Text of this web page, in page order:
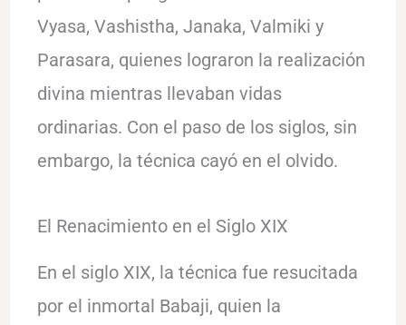
Vyasa, Vashistha, Janaka, Valmiki y
Parasara, quienes lograron la realización
divina mientras llevaban vidas
ordinarias. Con el paso de los siglos, sin
embargo, la técnica cayó en el olvido.
El Renacimiento en el Siglo XIX
En el siglo XIX, la técnica fue resucitada
por el inmortal Babaji, quien la